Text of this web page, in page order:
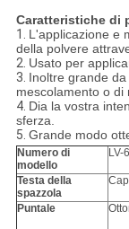
Caratteristiche di
1. L'applicazione e
della polvere
2. Usato per
3. Inoltre grande
mescolamento o di
4. Dia la vostra
sferza.
5. Grande modo
Numero di
modello
LV-
Testa della
spazzola
Puntale